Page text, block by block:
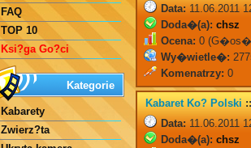
FAQ
TOP 10
Ksi?ga Go?ci
Kategorie
Kabarety
Zwierz?ta
Data:11.06.2011
Doda�(a): chsz
Ocena: 0
Wy�wietle�:
Komenatrzy: 0
Kabaret Ko? Polski ::
Data:11.06.2011
Doda�(a): chsz